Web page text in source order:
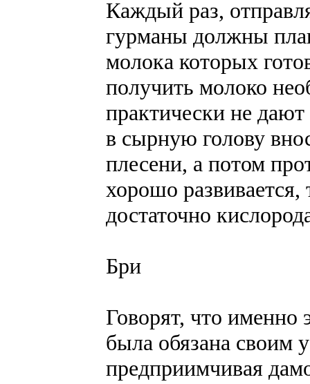
Каждый раз,
гурманы должны
молока которых
получить молоко
практически не
в сырную голову
плесени, а потом
хорошо развивается,
достаточно
Бри
Говорят, что именно
была обязана своим
предприимчивая